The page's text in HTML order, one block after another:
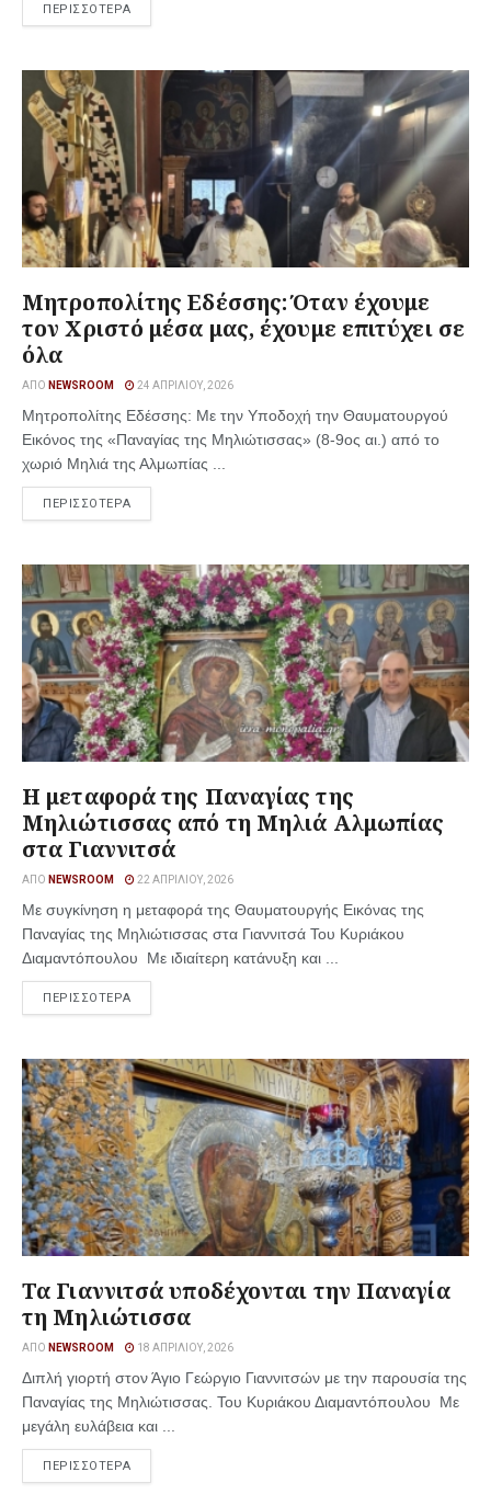
ΠΕΡΙΣΣΟΤΕΡΑ
Μητροπολίτης Εδέσσης: Όταν έχουμε
τον Χριστό μέσα μας, έχουμε επιτύχει σε
όλα
ΑΠΌ NEWSROOM 24 ΑΠΡΙΛΊΟΥ, 2026
Μητροπολίτης Εδέσσης: Με την Υποδοχή την Θαυματουργού
Εικόνος της «Παναγίας της Μηλιώτισσας» (8-9ος αι.) από το
χωριό Μηλιά της Αλμωπίας ...
ΠΕΡΙΣΣΟΤΕΡΑ
Η μεταφορά της Παναγίας της
Μηλιώτισσας από τη Μηλιά Αλμωπίας
στα Γιαννιτσά
ΑΠΌ NEWSROOM 22 ΑΠΡΙΛΊΟΥ, 2026
Με συγκίνηση η μεταφορά της Θαυματουργής Εικόνας της
Παναγίας της Μηλιώτισσας στα Γιαννιτσά Του Κυριάκου
Διαμαντόπουλου Με ιδιαίτερη κατάνυξη και ...
ΠΕΡΙΣΣΟΤΕΡΑ
Τα Γιαννιτσά υποδέχονται την Παναγία
τη Μηλιώτισσα
ΑΠΌ NEWSROOM 18 ΑΠΡΙΛΊΟΥ, 2026
Διπλή γιορτή στον Άγιο Γεώργιο Γιαννιτσών με την παρουσία της
Παναγίας της Μηλιώτισσας. Του Κυριάκου Διαμαντόπουλου Με
μεγάλη ευλάβεια και ...
ΠΕΡΙΣΣΟΤΕΡΑ